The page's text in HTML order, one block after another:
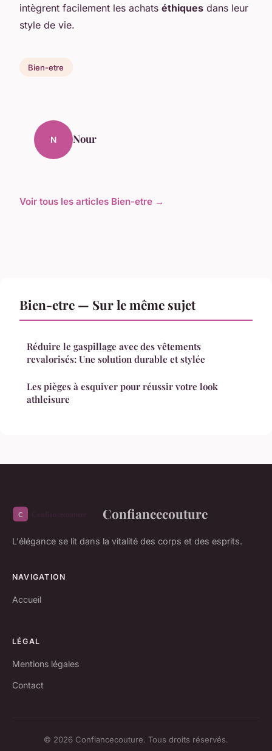
intègrent facilement les achats éthiques dans leur
style de vie.
Bien-etre
N Nour
Voir tous les articles Bien-etre →
Bien-etre — Sur le même sujet
Réduire le gaspillage avec des vêtements
revalorisés: Une solution durable et stylée
Les pièges à esquiver pour réussir votre look
athleisure
Confiancecouture
L'élégance se lit dans la vitalité des corps et des esprits.
NAVIGATION
Accueil
LÉGAL
Mentions légales
Contact
© 2026 Confiancecouture. Tous droits réservés.